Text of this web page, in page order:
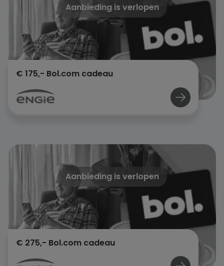
Aanbieding is verlopen
€ 175,- Bol.com cadeau
Aanbieding is verlopen
€ 275,- Bol.com cadeau